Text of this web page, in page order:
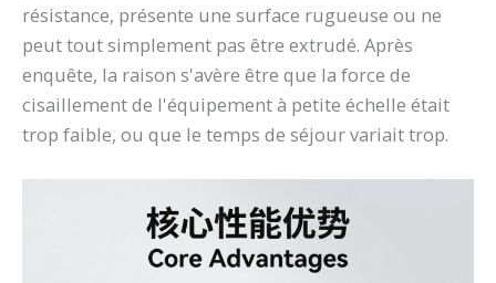
résistance, présente une surface rugueuse ou ne
peut tout simplement pas être extrudé. Après
enquête, la raison s'avère être que la force de
cisaillement de l'équipement à petite échelle était
trop faible, ou que le temps de séjour variait trop.